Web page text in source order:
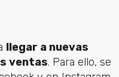
llegar a nuevas
ventas. Para ello, se